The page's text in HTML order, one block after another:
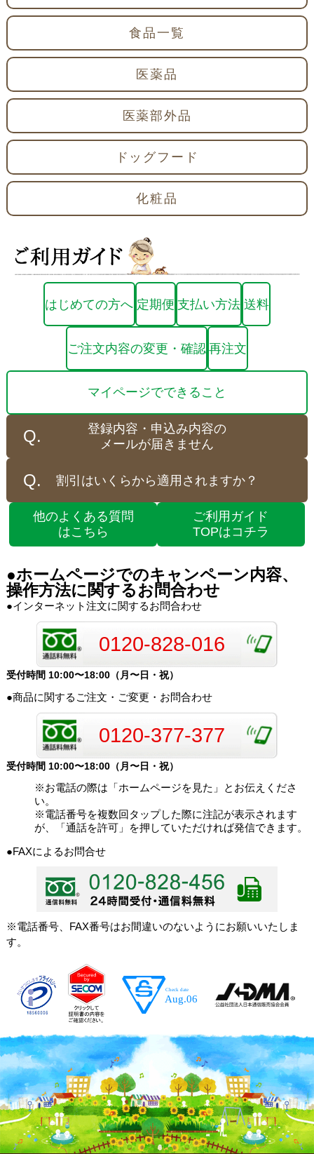
食品一覧
医薬品
医薬部外品
ドッグフード
化粧品
はじめての方へ 定期便 支払い方法 送料
ご注文内容の変更・確認 再注文
マイページでできること
登録内容・申込み内容の
メールが届きません
割引はいくらから適用されますか？
他のよくある質問
はこちら
ご利用ガイド
TOPはコチラ
●ホームページでのキャンペーン内容、
操作方法に関するお問合わせ
●インターネット注文に関するお問合わせ
0120-828-016
受付時間 10:00〜18:00（月〜日・祝）
●商品に関するご注文・ご変更・お問合わせ
0120-377-377
受付時間 10:00〜18:00（月〜日・祝）
※お電話の際は「ホームページを見た」とお伝えくださ
い。
※電話番号を複数回タップした際に注記が表示されます
が、「通話を許可」を押していただければ発信できます。
●FAXによるお問合せ
※電話番号、FAX番号はお間違いのないようにお願いいたしま
す。